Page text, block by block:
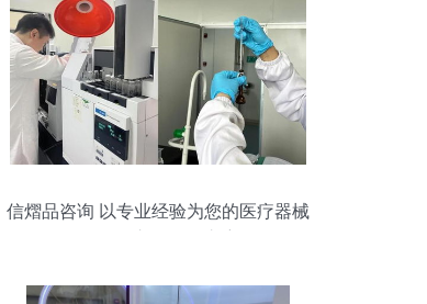
信熠品咨询 以专业经验为您的医疗器械